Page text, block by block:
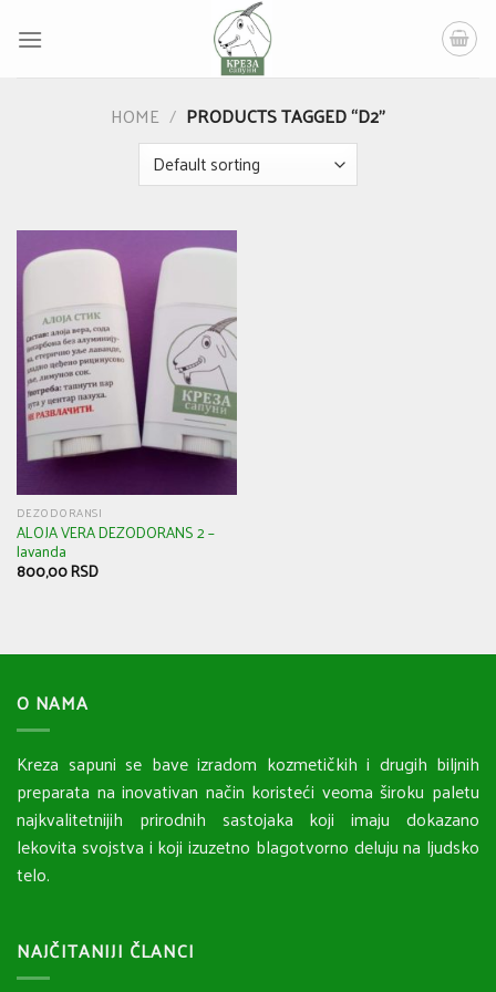
HOME / PRODUCTS TAGGED “D2”
DEZODORANSI
ALOJA VERA DEZODORANS 2 –
lavanda
800,00RSD
O NAMA
Kreza sapuni se bave izradom kozmetičkih i drugih biljnih
preparata na inovativan način koristeći veoma široku paletu
najkvalitetnijih prirodnih sastojaka koji imaju dokazano
lekovita svojstva i koji izuzetno blagotvorno deluju na ljudsko
telo.
NAJČITANIJI ČLANCI